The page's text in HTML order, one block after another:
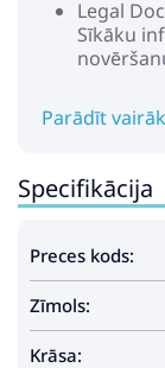
Legal
Sīkāku
Parādīt vairāk
Specifikācija
Preces kods:
Zīmols:
Krāsa: